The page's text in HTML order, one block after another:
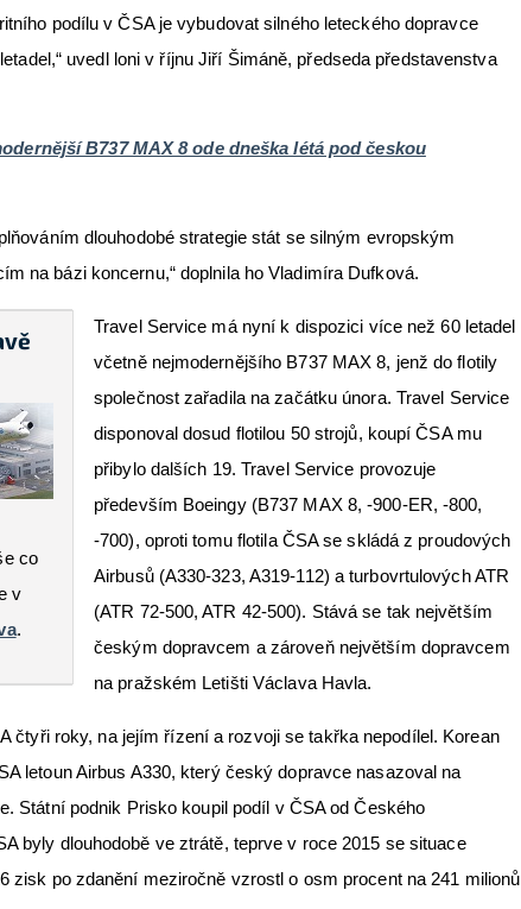
podílu v ČSA je vybudovat silného leteckého dopravce
uvedl loni v říjnu Jiří Šimáně, předseda představenstva
B737 MAX 8 ode dneška létá pod českou
dlouhodobé strategie stát se silným evropským
na bázi koncernu,“ doplnila ho Vladimíra Dufková.
co
v
.
Travel Service má nyní k dispozici více než 60 letadel
včetně nejmodernějšího B737 MAX 8, jenž do flotily
společnost zařadila na začátku února. Travel Service
disponoval dosud flotilou 50 strojů, koupí ČSA mu
přibylo dalších 19. Travel Service provozuje
především Boeingy (B737 MAX 8, -900-ER, -800,
-700), oproti tomu flotila ČSA se skládá z proudových
Airbusů (A330-323, A319-112) a turbovrtulových ATR
(ATR 72-500, ATR 42-500). Stává se tak největším
českým dopravcem a zároveň největším dopravcem
na pražském Letišti Václava Havla.
čtyři roky, na jejím řízení a rozvoji se takřka nepodílel. Korean
letoun Airbus A330, který český dopravce nasazoval na
Státní podnik Prisko koupil podíl v ČSA od Českého
byly dlouhodobě ve ztrátě, teprve v roce 2015 se situace
zisk po zdanění meziročně vzrostl o osm procent na 241 milionů